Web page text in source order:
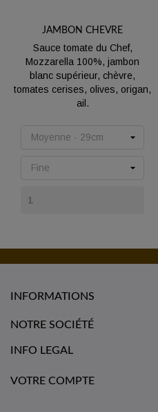
JAMBON CHEVRE
Sauce tomate du Chef,
Mozzarella 100%, jambon
blanc supérieur, chèvre,
tomates cerises, olives, origan,
ail.
INFORMATIONS
NOTRE SOCIÉTÉ
INFO LEGAL
VOTRE COMPTE